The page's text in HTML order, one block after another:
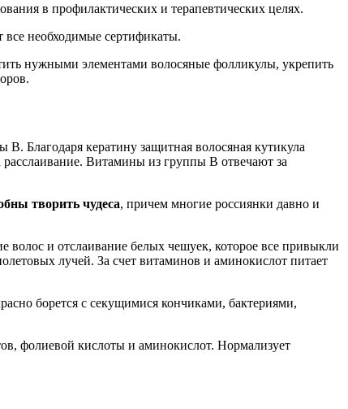
в профилактических и терапевтических целях.
все необходимые сертификаты.
нужными элементами волосяные фолликулы, укрепить
Благодаря кератину защитная волосяная кутикула
расслаивание. Витамины из группы В отвечают за
творить чудеса, причем многие россиянки давно и
и отслаивание белых чешуек, которое все привыкли
лучей. За счет витаминов и аминокислот питает
борется с секущимися кончиками, бактериями,
фолиевой кислоты и аминокислот. Нормализует